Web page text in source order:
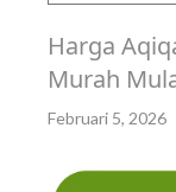
Harga
Murah
Februari 5, 2026